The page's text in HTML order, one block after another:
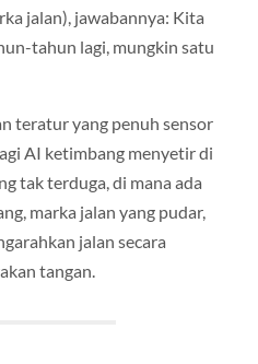
jalan), jawabannya: Kita
tahun lagi, mungkin satu
teratur yang penuh sensor
AI ketimbang menyetir di
tak terduga, di mana ada
marka jalan yang pudar,
jalan secara
tangan.